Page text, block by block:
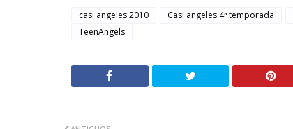
casi angeles 2010 Casi angeles 4ª temporada
TeenAngels